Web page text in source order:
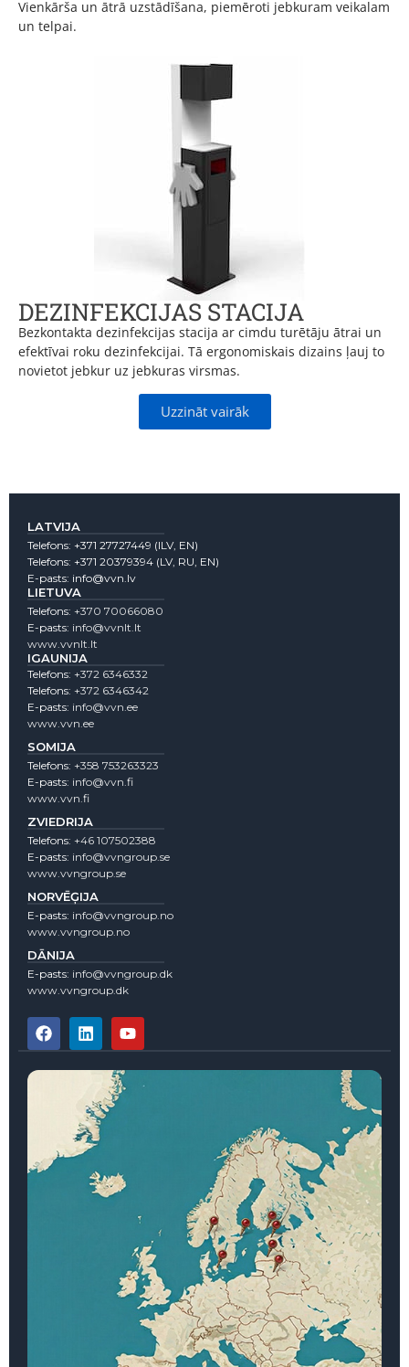
Vienkārša un ātrā uzstādīšana, piemēroti jebkuram veikalam
un telpai.
DEZINFEKCIJAS STACIJA
Bezkontakta dezinfekcijas stacija ar cimdu turētāju ātrai un
efektīvai roku dezinfekcijai. Tā ergonomiskais dizains ļauj to
novietot jebkur uz jebkuras virsmas.
Uzzināt vairāk
LATVIJA
Telefons: +371 27727449 (lLV, EN)
Telefons: +371 20379394 (LV, RU, EN)
E-pasts: info@vvn.lv
LIETUVA
Telefons: +370 70066080
E-pasts: info@vvnlt.lt
www.vvnlt.lt
IGAUNIJA
Telefons: +372 6346332
Telefons: +372 6346342
E-pasts: info@vvn.ee
www.vvn.ee
SOMIJA
Telefons: +358 753263323
E-pasts: info@vvn.fi
www.vvn.fi
ZVIEDRIJA
Telefons: +46 107502388
E-pasts: info@vvngroup.se
www.vvngroup.se
NORVĒĢIJA
E-pasts: info@vvngroup.no
www.vvngroup.no
DĀNIJA
E-pasts: info@vvngroup.dk
www.vvngroup.dk